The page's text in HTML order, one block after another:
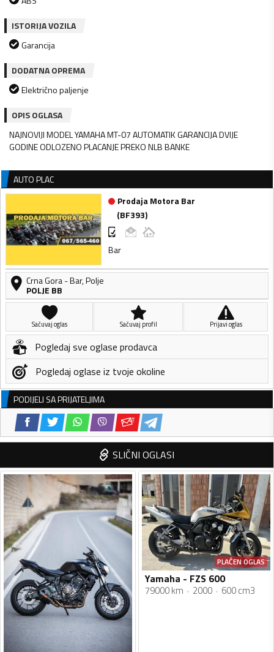
ISTORIJA VOZILA
Garancija
DODATNA OPREMA
Električno paljenje
OPIS OGLASA
NAJNOVIJI MODEL YAMAHA MT-07 AUTOMATIK GARANCIJA DVIJE
GODINE ODLOZENO PLACANJE PREKO NLB BANKE
AUTO PLAC
Prodaja Motora Bar
(BF393)
Bar
Crna Gora-Bar,Polje
POLJE BB
Sačuvaj oglas Sačuvaj profil Prijavi oglas
Pogledaj sve oglase prodavca
Pogledaj oglase iz tvoje okoline
PODIJELI SA PRIJATELJIMA
SLIČNI OGLASI
PLAĆEN OGLAS
Yamaha - FZS 600
79000 km 2000 600 cm3